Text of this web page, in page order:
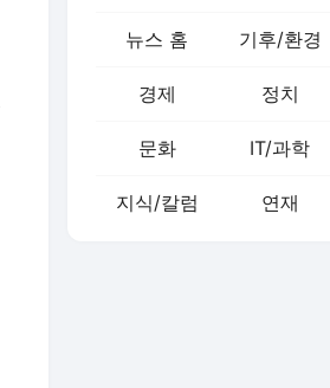
뉴스 홈 기후/환경
경제 정치
문화 IT/과학
지식/칼럼 연재